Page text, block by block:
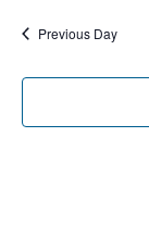
Previous Day